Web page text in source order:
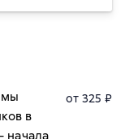
в
начала
от 325 ₽